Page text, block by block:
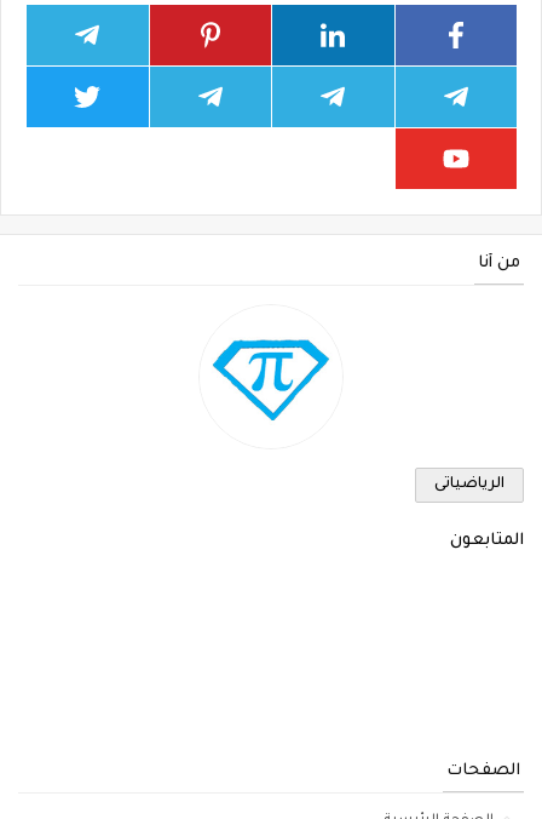
من أنا
الرياضياتى
المتابعون
الصفحات